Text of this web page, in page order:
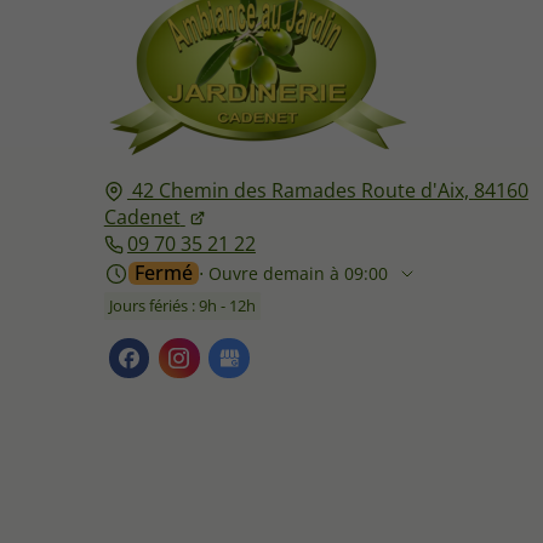
42 Chemin des Ramades Route d'Aix, 84160
Cadenet
09 70 35 21 22
Fermé ⋅ Ouvre demain à 09:00
Jours fériés : 9h - 12h